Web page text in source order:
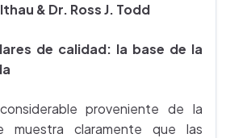
& Dr. Ross J. Todd
de calidad: la base de la
proveniente de la
muestra claramente que las